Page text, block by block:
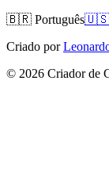
🇧🇷 Português🇺🇸
Criado por
© 2026 Criador de